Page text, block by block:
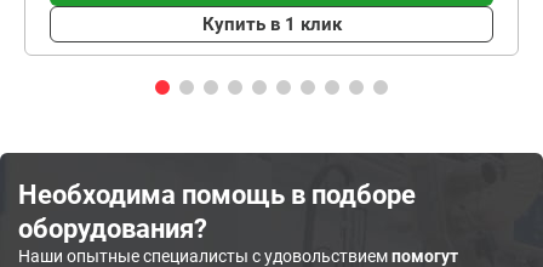
Купить в 1 клик
Необходима помощь в подборе
оборудования?
Наши опытные специалисты с удовольствиемпомогут